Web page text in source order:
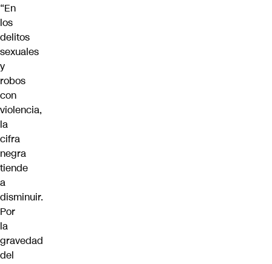
“En
los
delitos
sexuales
y
robos
con
violencia,
la
cifra
negra
tiende
a
disminuir.
Por
la
gravedad
del